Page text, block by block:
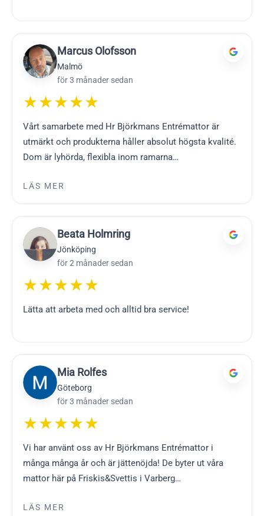
Marcus Olofsson
Malmö
för 3 månader sedan
★★★★★
Vårt samarbete med Hr Björkmans Entrémattor är
utmärkt och produkterna håller absolut högsta kvalité.
Dom är lyhörda, flexibla inom ramarna…
LÄS MER
Beata Holmring
Jönköping
för 2 månader sedan
★★★★★
Lätta att arbeta med och alltid bra service!
Mia Rolfes
Göteborg
för 3 månader sedan
★★★★★
Vi har använt oss av Hr Björkmans Entrémattor i
många många år och är jättenöjda! De byter ut våra
mattor här på Friskis&Svettis i Varberg…
LÄS MER